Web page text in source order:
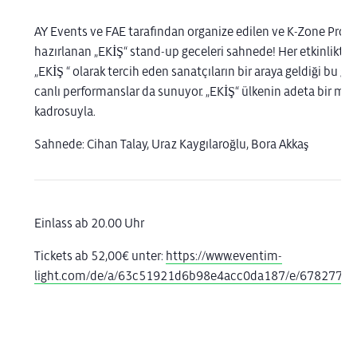
AY Events ve FAE tarafından organize edilen ve K-Zone
hazırlanan „EKİŞ“ stand-up geceleri sahnede! Her
„EKİŞ “ olarak tercih eden sanatçıların bir araya geldiği bu
canlı performanslar da sunuyor. „EKİŞ“ ülkenin adeta bir
kadrosuyla.
Sahnede: Cihan Talay, Uraz Kaygılaroğlu, Bora Akkaş
Einlass ab 20.00 Uhr
Tickets ab 52,00€ unter: https://www.eventim-
light.com/de/a/63c51921d6b98e4acc0da187/e/